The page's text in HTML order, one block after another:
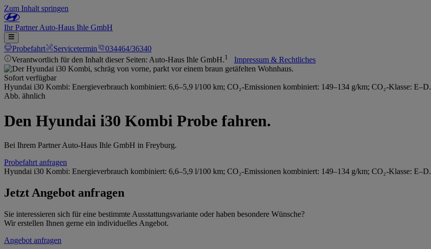
Zum Inhalt springen
IhrPartnerAuto-Haus Ihle GmbH
Probefahrt Servicetermin
034464/36340
Verantwortlich für den Inhalt dieser Seiten: Auto-Haus Ihle GmbH.1 Impressum & Rechtliches
Sofort verfügbar
Hyundai i30 Kombi: Energieverbrauch kombiniert: 6,6–5,9 l/100 km; CO₂-Emissionen kombiniert: 149–134 g/km; CO₂-Klasse: E–D.
Abb. ähnlich
Den Hyundai i30 Kombi Probe fahren.
Bei Ihrem Partner Auto-Haus Ihle GmbH in Freyburg.
Probefahrt anfragen
Hyundai i30 Kombi: Energieverbrauch kombiniert: 6,6–5,9 l/100 km; CO₂-Emissionen kombiniert: 149–134 g/km; CO₂-Klasse: E–D.
Jetzt Angebot anfragen
Sie interessieren sich für eine bestimmte Ausstattungsvariante oder haben besondere Wünsche?
Wir erstellen Ihnen gerne ein individuelles Angebot.
Angebot anfragen